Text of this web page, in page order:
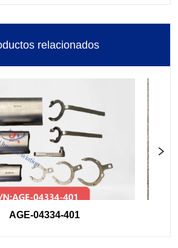
relacionados
AGE-04334-401